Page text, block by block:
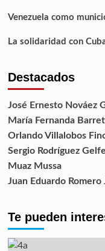
Venezuela como
La solidaridad con
Destacados
José Ernesto Nováez
María Fernanda
Orlando Villalobos
Sergio Rodríguez
Muaz Mussa
Juan Eduardo Romero
Te pueden